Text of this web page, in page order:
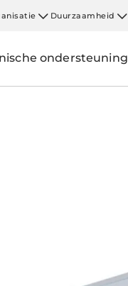
Duurzaamheid
ondersteuning